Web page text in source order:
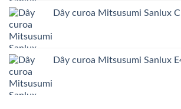
Dây curoa Mitsusumi Sanlux
Dây curoa Mitsusumi Sanlux